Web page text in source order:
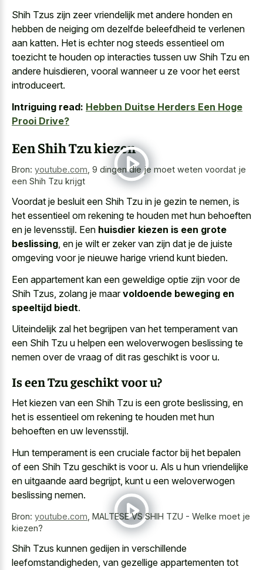
Shih Tzus zijn zeer vriendelijk met andere honden en
hebben de neiging om dezelfde beleefdheid te verlenen
aan katten. Het is echter nog steeds essentieel om
toezicht te houden op interacties tussen uw Shih Tzu en
andere huisdieren, vooral wanneer u ze voor het eerst
introduceert.
Intriguing read: Hebben Duitse Herders Een Hoge
Prooi Drive?
Een Shih Tzu kiezen
Bron: youtube.com 9 dingen die je moet weten voordat je
een Shih Tzu krijgt
Voordat je besluit een Shih Tzu in je gezin te nemen, is
het essentieel om rekening te houden met hun behoeften
en je levensstijl. Een huisdier kiezen is een grote
beslissing, en je wilt er zeker van zijn dat je de juiste
omgeving voor je nieuwe harige vriend kunt bieden.
Een appartement kan een geweldige optie zijn voor de
Shih Tzus, zolang je maarvoldoende beweging en
speeltijd biedt.
Uiteindelijk zal het begrijpen van het temperament van
een Shih Tzu u helpen een weloverwogen beslissing te
nemen over de vraag of dit ras geschikt is voor u.
Is een Tzu geschikt voor u?
Het kiezen van een Shih Tzu is een grote beslissing, en
het is essentieel om rekening te houden met hun
behoeften en uw levensstijl.
Hun temperament is een cruciale factor bij het bepalen
of een Shih Tzu geschikt is voor u. Als u hun vriendelijke
en uitgaande aard begrijpt, kunt u een weloverwogen
beslissing nemen.
Bron: youtube.com MALTESE VS SHIH TZU - Welke moet je
kiezen?
Shih Tzus kunnen gedijen in verschillende
leefomstandigheden, van gezellige appartementen tot